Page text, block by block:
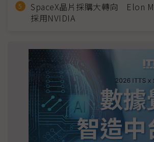
SpaceX晶片採購大轉向 Elon
採用NVIDIA